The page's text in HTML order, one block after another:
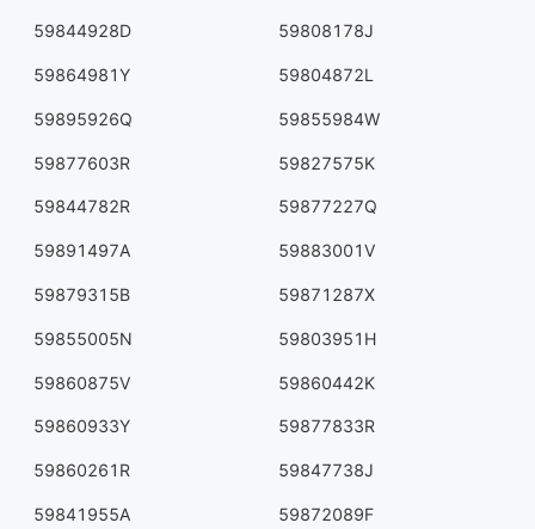
59844928D 59808178J
59864981Y 59804872L
59895926Q 59855984W
59877603R 59827575K
59844782R 59877227Q
59891497A 59883001V
59879315B 59871287X
59855005N 59803951H
59860875V 59860442K
59860933Y 59877833R
59860261R 59847738J
59841955A 59872089F